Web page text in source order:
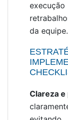
da equipe.
Clareza e